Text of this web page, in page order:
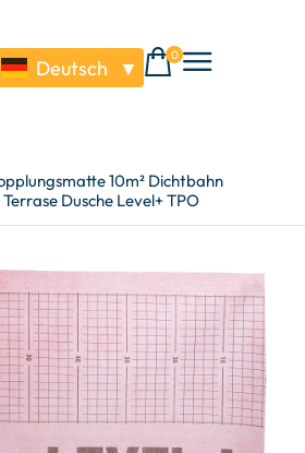
Deutsch ▼
0
10m² Dichtbahn
Dusche Level+ TPO